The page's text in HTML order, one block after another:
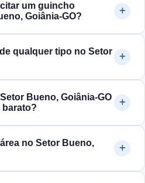
um guincho
Goiânia‑GO?
qualquer tipo no Setor
Bueno, Goiânia‑GO
barato?
no Setor Bueno,